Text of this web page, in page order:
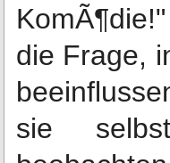
die Frage,
sie